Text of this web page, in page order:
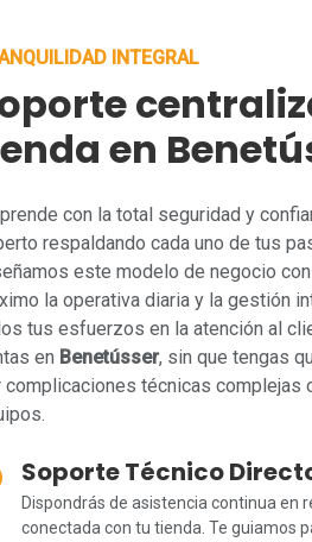
INTEGRAL
en
con la total seguridad y
respaldando cada uno de tus
este modelo de negocio
la operativa diaria y la gestión
tus esfuerzos en la atención al
en Benetússer, sin que tengas
complicaciones técnicas complejas
Soporte Técnico
Dispondrás de asistencia continua en
conectada con tu tienda. Te guiamos